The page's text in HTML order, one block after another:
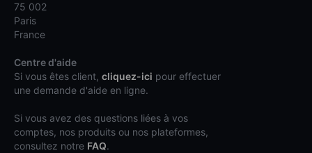
75 002
Paris
France
Centre d'aide
Si vous êtes client, cliquez-ici pour effectuer
une demande d'aide en ligne.
Si vous avez des questions liées à vos
comptes, nos produits ou nos plateformes,
consultez notre FAQ.